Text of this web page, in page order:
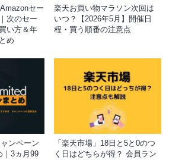
セー
次のセー
い方＆年
め
楽天お買い物マラソン次回は
いつ？【2026年5月】開催日
程・買う順番の注意点
ンペーン
｜3ヵ月99
「楽天市場」18日と5と0のつ
く日はどちらが得？ 会員ラン